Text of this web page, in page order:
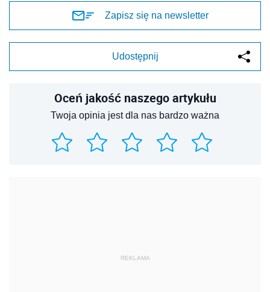
Zapisz się na newsletter
Udostępnij
Oceń jakość naszego artykułu
Twoja opinia jest dla nas bardzo ważna
REKLAMA